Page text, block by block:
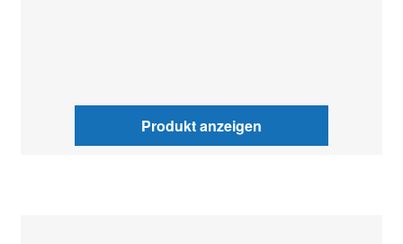
Produkt anzeigen